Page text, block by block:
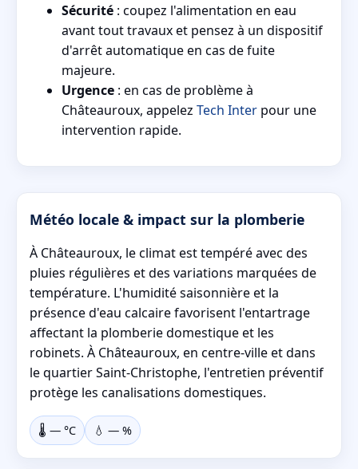
Sécurité : coupez l'alimentation en eau
avant tout travaux et pensez à un dispositif
d'arrêt automatique en cas de fuite
majeure.
Urgence : en cas de problème à
Châteauroux, appelez Tech Inter pour une
intervention rapide.
Météo locale & impact sur la plomberie
À Châteauroux, le climat est tempéré avec des
pluies régulières et des variations marquées de
température. L'humidité saisonnière et la
présence d'eau calcaire favorisent l'entartrage
affectant la plomberie domestique et les
robinets. À Châteauroux, en centre-ville et dans
le quartier Saint-Christophe, l'entretien préventif
protège les canalisations domestiques.
🌡️ — °C 💧 — %